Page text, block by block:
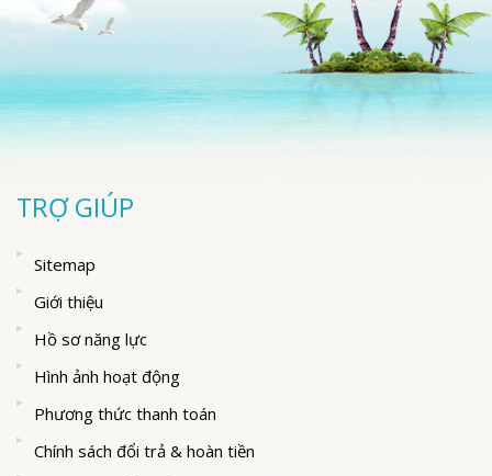
TRỢ GIÚP
Sitemap
Giới thiệu
Hồ sơ năng lực
Hình ảnh hoạt động
Phương thức thanh toán
Chính sách đổi trả & hoàn tiền